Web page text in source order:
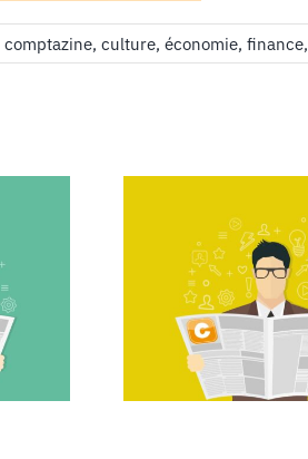
comptazine, culture, économie, finance,